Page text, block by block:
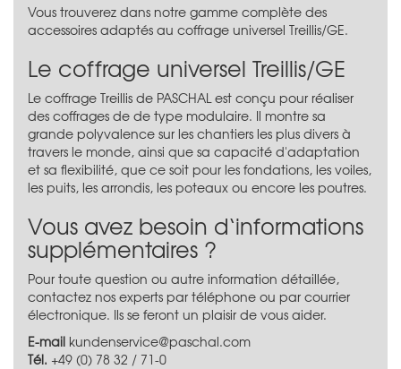
Vous trouverez dans notre gamme complète des
accessoires adaptés au coffrage universel Treillis/GE.
Le coffrage universel Treillis/GE
Le coffrage Treillis de PASCHAL est conçu pour réaliser
des coffrages de de type modulaire. Il montre sa
grande polyvalence sur les chantiers les plus divers à
travers le monde, ainsi que sa capacité d'adaptation
et sa flexibilité, que ce soit pour les fondations, les voiles,
les puits, les arrondis, les poteaux ou encore les poutres.
Vous avez besoin d‘informations
supplémentaires ?
Pour toute question ou autre information détaillée,
contactez nos experts par téléphone ou par courrier
électronique. Ils se feront un plaisir de vous aider.
E-mail kundenservice@paschal.com
Tél. +49 (0) 78 32 / 71-0